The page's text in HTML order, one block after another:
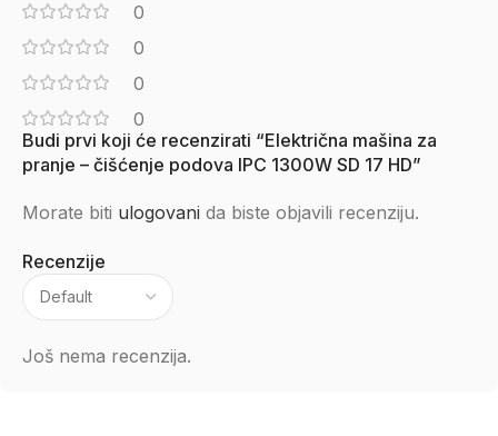
0
0
0
0
Recenzije
Još nema recenzija.
Budi prvi koji će recenzirati “Električna mašina za
pranje – čišćenje podova IPC 1300W SD 17 HD”
Morate biti ulogovani da biste objavili recenziju.